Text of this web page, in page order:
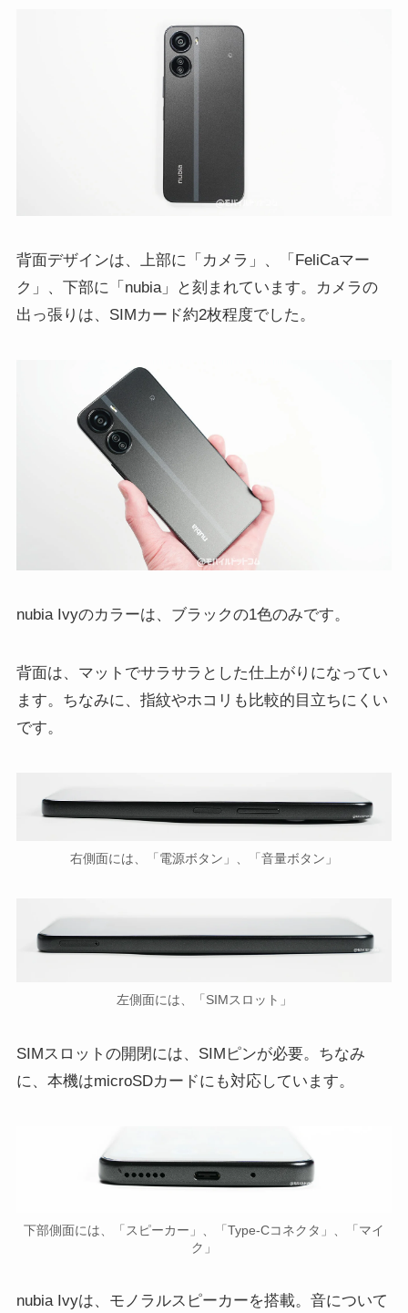
背面デザインは、上部に「カメラ」、「FeliCaマー
ク」、下部に「nubia」と刻まれています。カメラの
出っ張りは、SIMカード約2枚程度でした。
nubia Ivyのカラーは、ブラックの1色のみです。
背面は、マットでサラサラとした仕上がりになってい
ます。ちなみに、指紋やホコリも比較的目立ちにくい
です。
右側面には、「電源ボタン」、「音量ボタン」
左側面には、「SIMスロット」
SIMスロットの開閉には、SIMピンが必要。ちなみ
に、本機はmicroSDカードにも対応しています。
下部側面には、「スピーカー」、「Type-Cコネクタ」、「マイ
ク」
nubia Ivyは、モノラルスピーカーを搭載。音について